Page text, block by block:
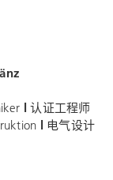
l 认证工程师
l 电气设计